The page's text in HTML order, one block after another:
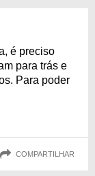
é preciso
para trás e
Para poder
COMPARTILHAR